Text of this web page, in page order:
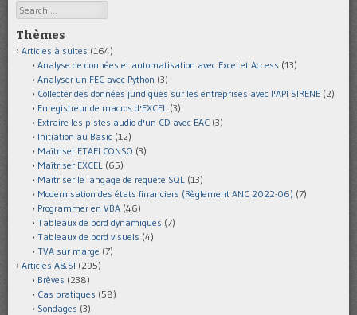
Search
Thèmes
Articles à suites (164)
Analyse de données et automatisation avec Excel et Access (13)
Analyser un FEC avec Python (3)
Collecter des données juridiques sur les entreprises avec l'API SIRENE (2)
Enregistreur de macros d'EXCEL (3)
Extraire les pistes audio d'un CD avec EAC (3)
Initiation au Basic (12)
Maîtriser ETAFI CONSO (3)
Maîtriser EXCEL (65)
Maîtriser le langage de requête SQL (13)
Modernisation des états financiers (Règlement ANC 2022-06) (7)
Programmer en VBA (46)
Tableaux de bord dynamiques (7)
Tableaux de bord visuels (4)
TVA sur marge (7)
Articles A&SI (295)
Brèves (238)
Cas pratiques (58)
Sondages (3)